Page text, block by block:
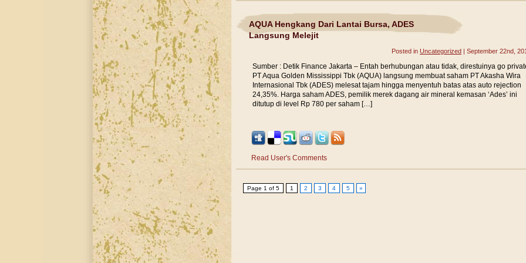
AQUA Hengkang Dari Lantai Bursa, ADES
Langsung Melejit
Posted in Uncategorized | September 22nd,
Sumber : Detik Finance Jakarta – Entah berhubungan atau tidak, direstuinya go
PT Aqua Golden Mississippi Tbk (AQUA) langsung membuat saham PT Akasha Wira
Internasional Tbk (ADES) melesat tajam hingga menyentuh batas atas auto rejection
24,35%. Harga saham ADES, pemilik merek dagang air mineral kemasan ‘Ades’ ini
ditutup di level Rp 780 per saham […]
Read User's Comments
Page 1 of 5 1 2 3 4 5 »